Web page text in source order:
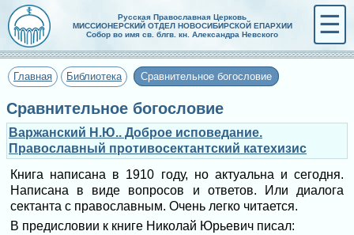
Русская Православная Церковь
МИССИОНЕРСКИЙ ОТДЕЛ НОВОСИБИРСКОЙ ЕПАРХИИ
Собор во имя св. блгв. кн. Александра Невского
☰
Главная Библиотека Сравнительное богословие
Сравнительное богословие
Варжанский Н.Ю.. Доброе исповедание.
Православный противосектантский катехизис
Книга написана в 1910 году, но актуальна и сегодня.
Написана в виде вопросов и ответов. Или диалога
сектанта с православным. Очень легко читается.
В предисловии к книге Николай Юрьевич писал: